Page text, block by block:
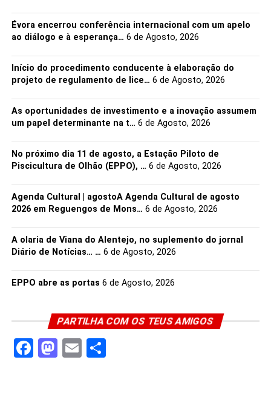
Évora encerrou conferência internacional com um apelo
ao diálogo e à esperança… 6 de Agosto, 2026
Início do procedimento conducente à elaboração do
projeto de regulamento de lice… 6 de Agosto, 2026
As oportunidades de investimento e a inovação assumem
um papel determinante na t… 6 de Agosto, 2026
No próximo dia 11 de agosto, a Estação Piloto de
Piscicultura de Olhão (EPPO), … 6 de Agosto, 2026
Agenda Cultural | agostoA Agenda Cultural de agosto
2026 em Reguengos de Mons… 6 de Agosto, 2026
A olaria de Viana do Alentejo, no suplemento do jornal
Diário de Notícias… … 6 de Agosto, 2026
EPPO abre as portas 6 de Agosto, 2026
PARTILHA COM OS TEUS AMIGOS
Facebook
Mastodon
EmailShare